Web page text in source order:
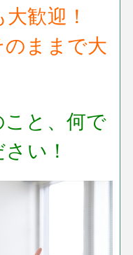
歓迎！
ままで大
と、何で
い！